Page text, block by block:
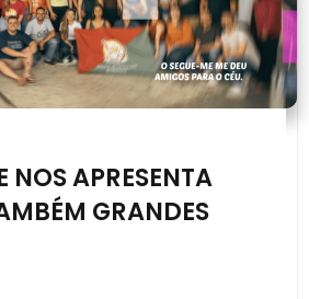
NOS APRESENTA
GRANDES